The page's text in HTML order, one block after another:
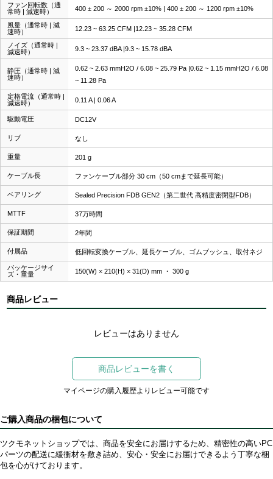
ファン回転数（通
常時 | 減速時）
400 ± 200 ～ 2000 rpm ±10% | 400 ± 200 ～ 1200 rpm ±10%
風量（通常時 | 減
速時）
12.23 ~ 63.25 CFM |12.23 ~ 35.28 CFM
ノイズ（通常時 |
減速時）
9.3 ~ 23.37 dBA |9.3 ~ 15.78 dBA
静圧（通常時 | 減
速時）
0.62 ~ 2.63 mmH2O / 6.08 ~ 25.79 Pa |0.62 ~ 1.15 mmH2O / 6.08
~ 11.28 Pa
定格電流（通常時 |
減速時）
0.11 A | 0.06 A
駆動電圧 DC12V
リブ なし
重量 201 g
ケーブル長 ファンケーブル部分 30 cm（50 cmまで延長可能）
ベアリング Sealed Precision FDB GEN2（第二世代 高精度密閉型FDB）
MTTF 37万時間
保証期間 2年間
付属品 低回転変換ケーブル、延長ケーブル、ゴムブッシュ、取付ネジ
パッケージサイ
ズ・重量
150(W) × 210(H) × 31(D) mm ・ 300 g
商品レビュー
レビューはありません
商品レビューを書く
マイページの購入履歴よりレビュー可能です
ご購入商品の梱包について
ツクモネットショップでは、商品を安全にお届けするため、精密性の高いPC
パーツの配送に緩衝材を敷き詰め、安心・安全にお届けできるよう丁寧な梱
包を心がけております。